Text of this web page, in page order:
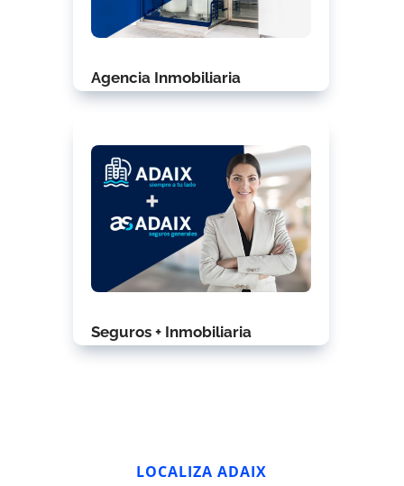
Agencia Inmobiliaria
Seguros + Inmobiliaria
LOCALIZA ADAIX